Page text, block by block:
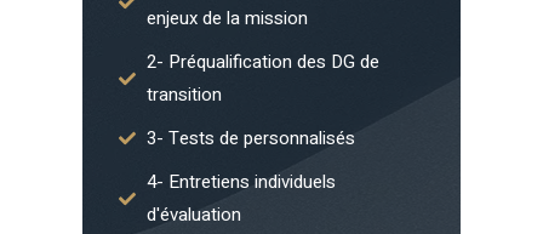
enjeux de la mission
2- Préqualification des DG de
transition
3- Tests de personnalisés
4- Entretiens individuels
d'évaluation